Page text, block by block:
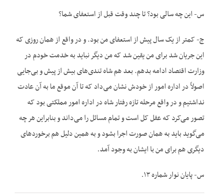
س- این چه سالی بود؟ تا چند وقت قبل از استعفای شما؟
ج- کمتر از یک سال پیش از استعفای من بود. و در واقع از همان روزی که
این جریان شد برای من یقین شد که من دیگر نباید به خدمت خودم در
وزارت اقتصاد ادامه بدهم. بعد هم شاه تندی‌های بیش از پیش و بی‌جایی
اصولاً در اداره امور از خودش نشان می‌داد که تا آن موقع ما به آن عادت
نداشتیم و در واقع مرحله تازه رفتار شاه در اداره امور مملکتی بود که
تصور می‌کرد که عقل کل است و تمام مسائل را می‌داند و بنابراین هر چه
می‌گوید باید به همان صورت اجرا بشود و به همین دلیل هم برخوردهای
دیگری هم برای من با ایشان به وجود آمد.
س- پایان نوار شماره ۱۳.